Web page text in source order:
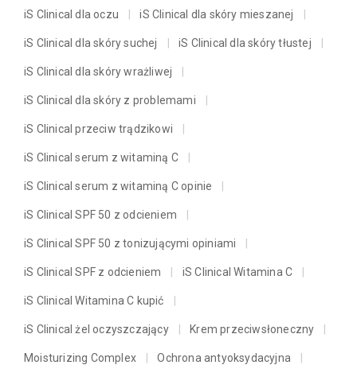
iS Clinical dla oczu iS Clinical dla skóry mieszanej
iS Clinical dla skóry suchej iS Clinical dla skóry tłustej
iS Clinical dla skóry wrażliwej
iS Clinical dla skóry z problemami
iS Clinical przeciw trądzikowi
iS Clinical serum z witaminą C
iS Clinical serum z witaminą C opinie
iS Clinical SPF 50 z odcieniem
iS Clinical SPF 50 z tonizującymi opiniami
iS Clinical SPF z odcieniem iS Clinical Witamina C
iS Clinical Witamina C kupić
iS Clinical żel oczyszczający Krem przeciwsłoneczny
Moisturizing Complex Ochrona antyoksydacyjna